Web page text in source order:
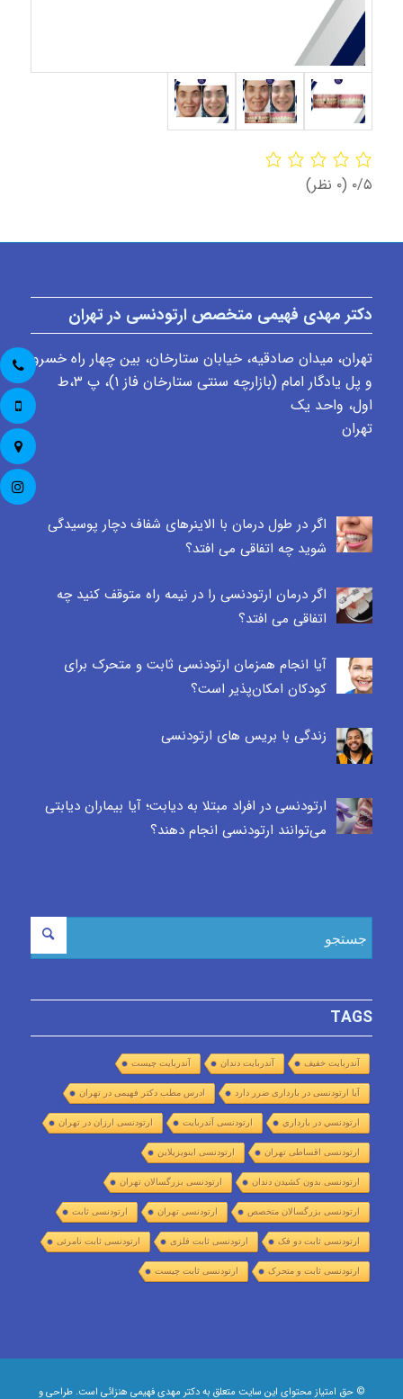
‫۰/۵ ‫(۰ نظر)
دکتر مهدی فهیمی متخصص ارتودنسی در تهران
تهران، میدان صادقیه، خیابان ستارخان، بین چهار راه خسرو
و پل یادگار امام (بازارچه سنتی ستارخان فاز ۱)، پ ٣،ط
اول، واحد یک
تهران
اگر در طول درمان با الاینرهای شفاف دچار پوسیدگی
شوید چه اتفاقی می افتد؟
اگر درمان ارتودنسی را در نیمه راه متوقف کنید چه
اتفاقی می افتد؟
آیا انجام همزمان ارتودنسی ثابت و متحرک برای
کودکان امکان‌پذیر است؟
زندگی با بریس های ارتودنسی
ارتودنسی در افراد مبتلا به دیابت؛ آیا بیماران دیابتی
می‌توانند ارتودنسی انجام دهند؟
TAGS
آندربایت خفیف آندربایت دندان آندربایت چیست
آیا ارتودنسی در بارداری ضرر دارد ادرس مطب دکتر فهیمی در تهران
ارتودنسي در بارداري ارتودنسی آندربایت ارتودنسی ارزان در تهران
ارتودنسی اقساطی تهران ارتودنسی اینویزیلاین
ارتودنسی بدون کشیدن دندان ارتودنسی بزرگسالان تهران
ارتودنسی بزرگسالان متخصص ارتودنسی تهران ارتودنسی ثابت
ارتودنسی ثابت دو فک ارتودنسی ثابت فلزی ارتودنسی ثابت نامرئی
ارتودنسی ثابت و متحرک ارتودنسی ثابت چیست
© حق امتیاز محتوای این سایت متعلق به دکتر مهدی فهیمی هنزائی است. طراحی و